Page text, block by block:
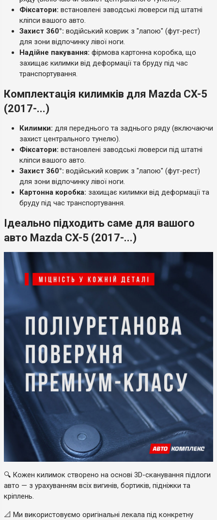
Фіксатори: встановлені заводські люверси під штатні
кліпси вашого авто.
Захист 360°: водійський коврик з "лапою" (фут-рест)
для зони відпочинку лівої ноги.
Надійне пакування: фірмова картонна коробка, що
захищає килимки від деформації та бруду під час
транспортування.
Комплектація килимків для Mazda CX-5
(2017-...)
Килимки: для переднього та заднього ряду (включаючи
захист центрального тунелю).
Фіксатори: встановлені заводські люверси під штатні
кліпси вашого авто.
Захист 360°: водійський коврик з "лапою" (фут-рест)
для зони відпочинку лівої ноги.
Картонна коробка: захищає килимки від деформації та
бруду під час транспортування.
Ідеально підходить саме для вашого
авто Mazda CX-5 (2017-...)
🔍 Кожен килимок створено на основі 3D-сканування підлоги
авто — з урахуванням всіх вигинів, бортиків, підніжки та
кріплень.
📐 Ми використовуємо оригінальні лекала під конкретну